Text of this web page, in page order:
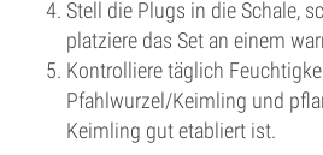
Stell die Plugs in die Schale,
platziere das Set an einem
Kontrolliere täglich
Pfahlwurzel/Keimling und
Keimling gut etabliert ist.